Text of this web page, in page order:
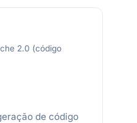
2.0 (código
de código